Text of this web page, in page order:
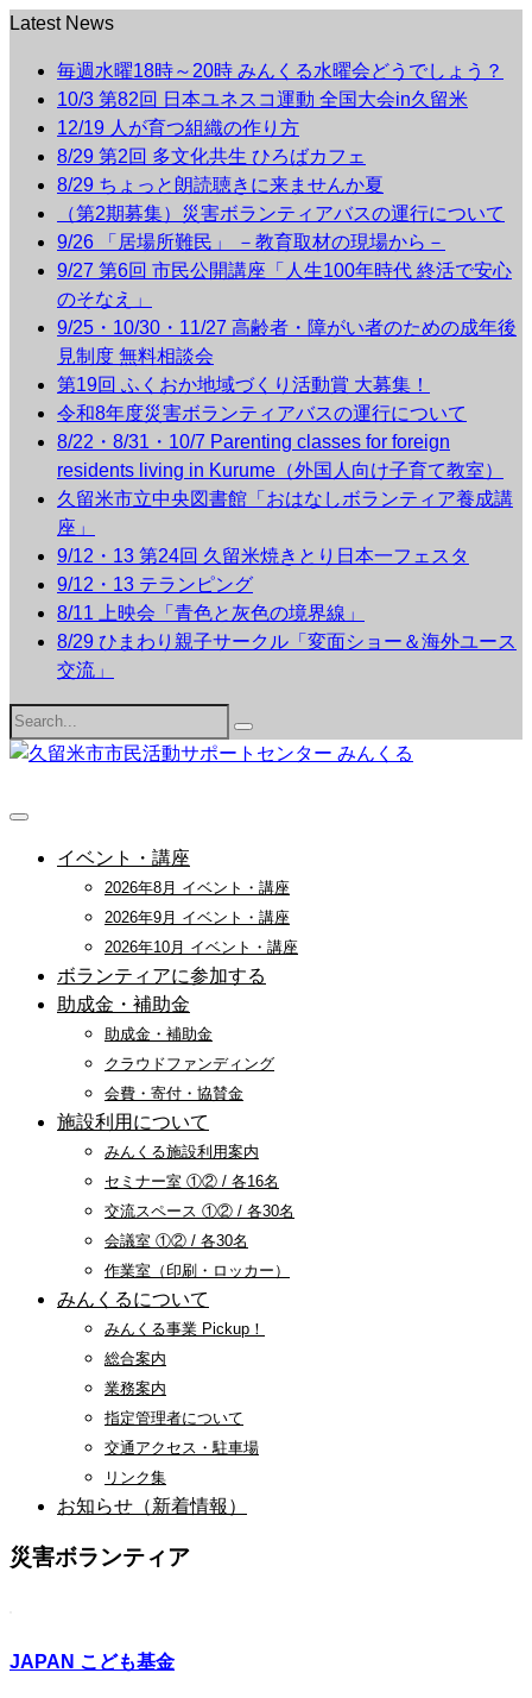
Latest News
毎週水曜18時～20時 みんくる水曜会どうでしょう？
10/3 第82回 日本ユネスコ運動 全国大会in久留米
12/19 人が育つ組織の作り方
8/29 第2回 多文化共生 ひろばカフェ
8/29 ちょっと朗読聴きに来ませんか夏
（第2期募集）災害ボランティアバスの運行について
9/26 「居場所難民」 －教育取材の現場から－
9/27 第6回 市民公開講座「人生100年時代 終活で安心
のそなえ」
9/25・10/30・11/27 高齢者・障がい者のための成年後
見制度 無料相談会
第19回 ふくおか地域づくり活動賞 大募集！
令和8年度災害ボランティアバスの運行について
8/22・8/31・10/7 Parenting classes for foreign
residents living in Kurume（外国人向け子育て教室）
久留米市立中央図書館「おはなしボランティア養成講
座」
9/12・13 第24回 久留米焼きとり日本一フェスタ
9/12・13 テランピング
8/11 上映会「青色と灰色の境界線」
8/29 ひまわり親子サークル「変面ショー＆海外ユース
交流」
Search
for:
イベント・講座
2026年8月 イベント・講座
2026年9月 イベント・講座
2026年10月 イベント・講座
ボランティアに参加する
助成金・補助金
助成金・補助金
クラウドファンディング
会費・寄付・協賛金
施設利用について
みんくる施設利用案内
セミナー室 ①② / 各16名
交流スペース ①② / 各30名
会議室 ①② / 各30名
作業室（印刷・ロッカー）
みんくるについて
みんくる事業 Pickup！
総合案内
業務案内
指定管理者について
交通アクセス・駐車場
リンク集
お知らせ（新着情報）
災害ボランティア
JAPAN こども基金